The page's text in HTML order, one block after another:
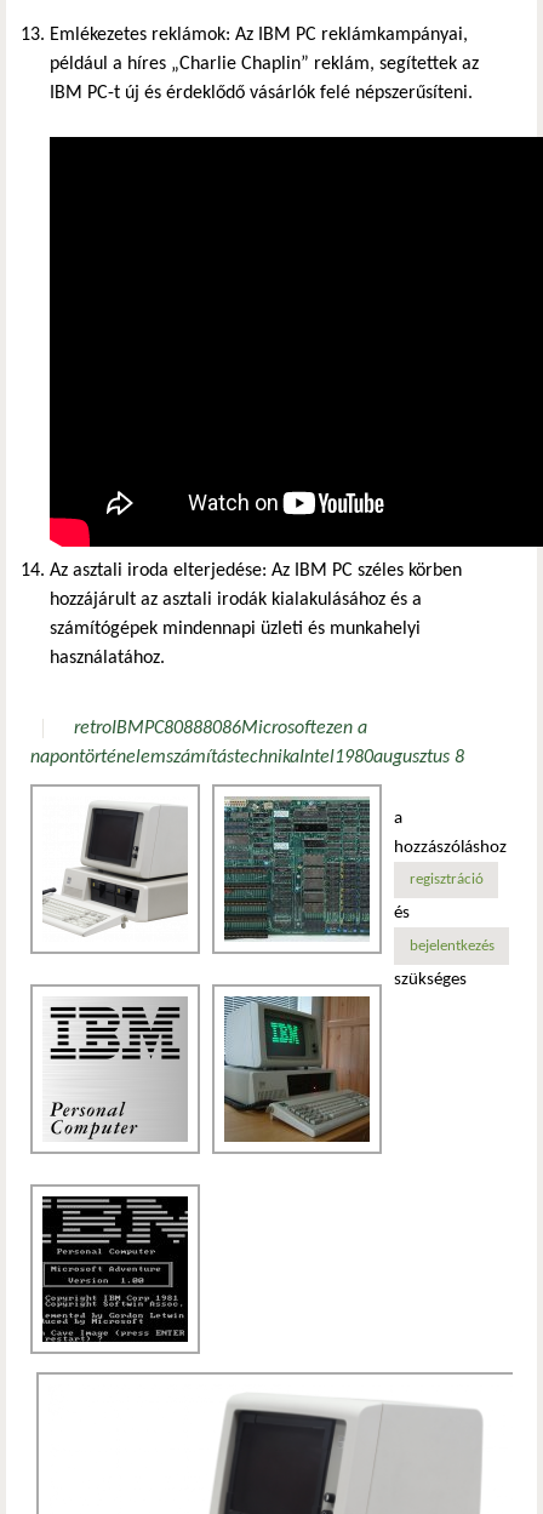
Emlékezetes reklámok: Az IBM PC reklámkampányai,
például a híres „Charlie Chaplin” reklám, segítettek az
IBM PC-t új és érdeklődő vásárlók felé népszerűsíteni.
Az asztali iroda elterjedése: Az IBM PC széles körben
hozzájárult az asztali irodák kialakulásához és a
számítógépek mindennapi üzleti és munkahelyi
használatához.
retroIBMPC80888086Microsoftezen a
napontörténelemszámítástechnikaIntel1980augusztus 8
a
hozzászóláshoz
regisztráció
és
bejelentkezés
szükséges